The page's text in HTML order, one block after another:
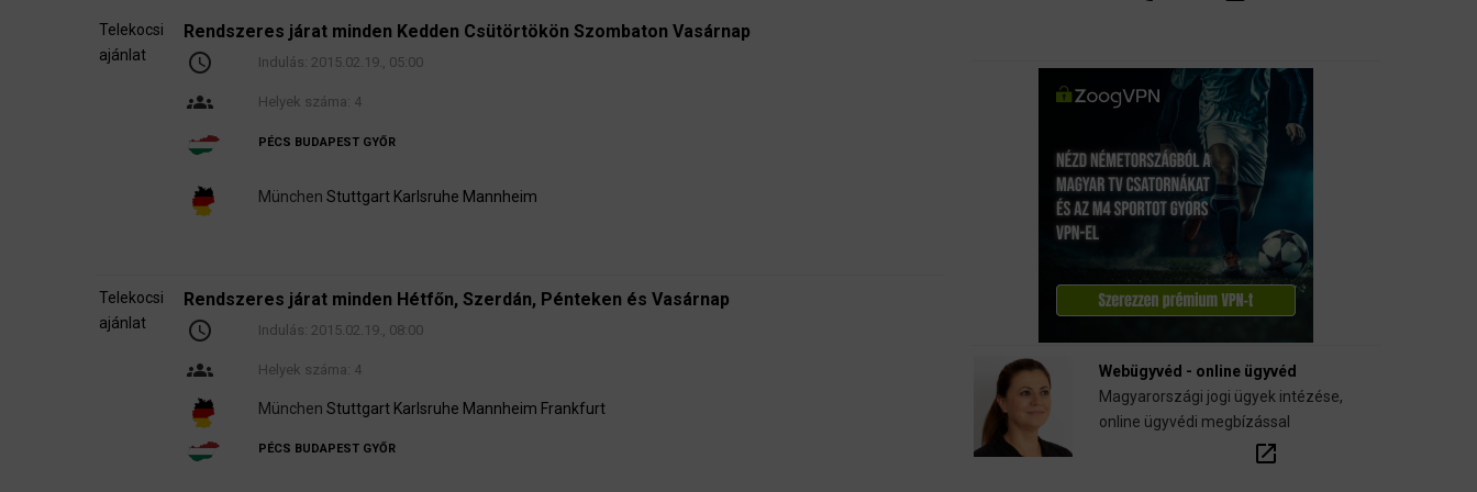
Telekocsi
ajánlat
Rendszeres járat minden Kedden Csütörtökön Szombaton Vasárnap
schedule Indulás: 2015.02.19., 05:00
groups Helyek száma: 4
PÉCS BUDAPEST GYŐR
München Stuttgart Karlsruhe Mannheim
Telekocsi
ajánlat
Rendszeres járat minden Hétfőn, Szerdán, Pénteken és Vasárnap
schedule Indulás: 2015.02.19., 08:00
groups Helyek száma: 4
München Stuttgart Karlsruhe Mannheim Frankfurt
PÉCS BUDAPEST GYŐR
Webügyvéd - online ügyvéd
Magyarországi jogi ügyek intézése,
online ügyvédi megbízással
open_in_new